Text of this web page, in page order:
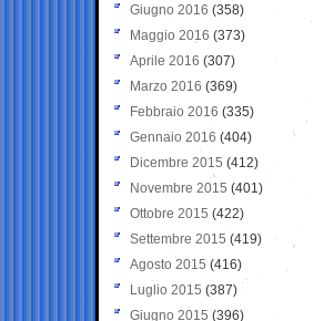
Giugno 2016 (358)
Maggio 2016 (373)
Aprile 2016 (307)
Marzo 2016 (369)
Febbraio 2016 (335)
Gennaio 2016 (404)
Dicembre 2015 (412)
Novembre 2015 (401)
Ottobre 2015 (422)
Settembre 2015 (419)
Agosto 2015 (416)
Luglio 2015 (387)
Giugno 2015 (396)